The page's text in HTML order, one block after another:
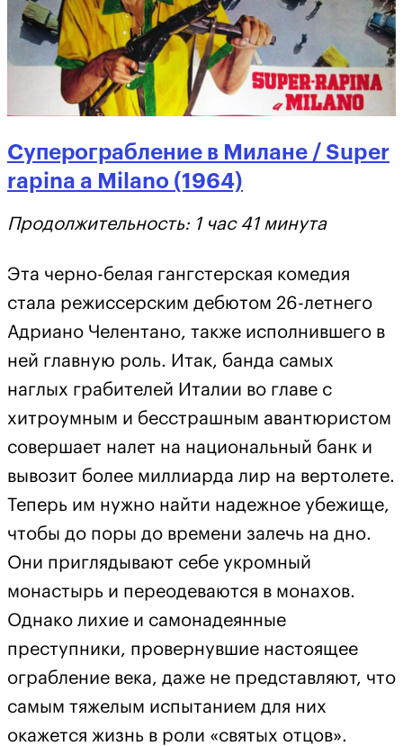
Суперограбление в Милане / Super
rapina a Milano (1964)
Продолжительность: 1 час 41 минута
Эта черно-белая гангстерская комедия
стала режиссерским дебютом 26-летнего
Адриано Челентано, также исполнившего в
ней главную роль. Итак, банда самых
наглых грабителей Италии во главе с
хитроумным и бесстрашным авантюристом
совершает налет на национальный банк и
вывозит более миллиарда лир на вертолете.
Теперь им нужно найти надежное убежище,
чтобы до поры до времени залечь на дно.
Они приглядывают себе укромный
монастырь и переодеваются в монахов.
Однако лихие и самонадеянные
преступники, провернувшие настоящее
ограбление века, даже не представляют, что
самым тяжелым испытанием для них
окажется жизнь в роли «святых отцов».